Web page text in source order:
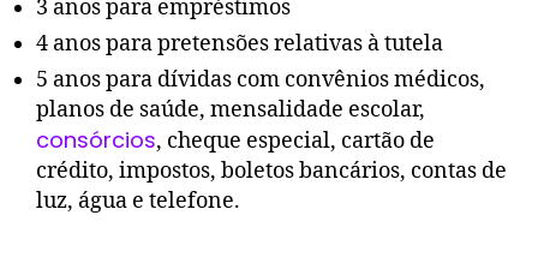
3 anos para empréstimos
4 anos para pretensões relativas à tutela
5 anos para dívidas com convênios médicos,
planos de saúde, mensalidade escolar,
consórcios, cheque especial, cartão de
crédito, impostos, boletos bancários, contas de
luz, água e telefone.